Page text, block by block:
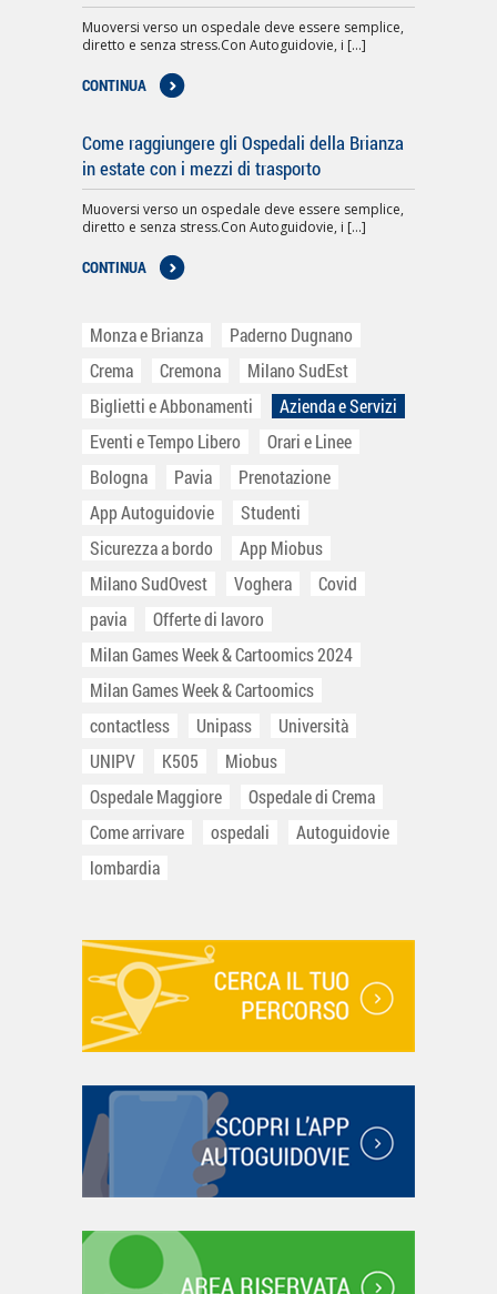
Muoversi verso un ospedale deve essere semplice,
diretto e senza stress.Con Autoguidovie, i [...]
CONTINUA
Come raggiungere gli Ospedali della Brianza
in estate con i mezzi di trasporto
Muoversi verso un ospedale deve essere semplice,
diretto e senza stress.Con Autoguidovie, i [...]
CONTINUA
Monza e Brianza
Paderno Dugnano
Crema
Cremona
Milano SudEst
Biglietti e Abbonamenti
Azienda e Servizi
Eventi e Tempo Libero
Orari e Linee
Bologna
Pavia
Prenotazione
App Autoguidovie
Studenti
Sicurezza a bordo
App Miobus
Milano SudOvest
Voghera
Covid
pavia
Offerte di lavoro
Milan Games Week & Cartoomics 2024
Milan Games Week & Cartoomics
contactless
Unipass
Università
UNIPV
K505
Miobus
Ospedale Maggiore
Ospedale di Crema
Come arrivare
ospedali
Autoguidovie
lombardia